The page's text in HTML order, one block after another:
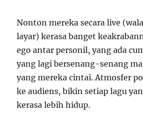
Nonton mereka secara live
layar) kerasa banget
ego antar personil, yang ada
yang lagi bersenang-senang
yang mereka cintai. Atmosfer
ke audiens, bikin setiap lagu
kerasa lebih hidup.